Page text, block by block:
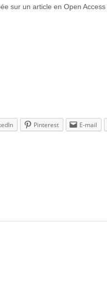
sur un article en Open
Pinterest E-mail